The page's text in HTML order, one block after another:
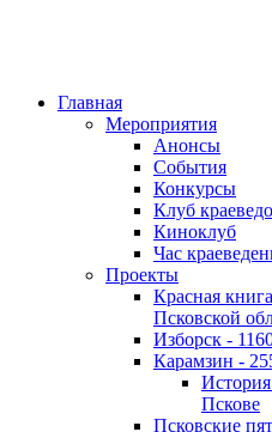
Главная
Мероприятия
Анонсы
События
Конкурсы
Клуб
Киноклуб
Час
Проекты
Красная книга
Псковской
Изборск -
Карамзин -
Пскове
Псковские